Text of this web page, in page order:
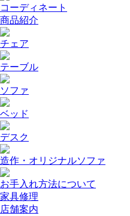
コーディネート
商品紹介
チェア
テーブル
ソファ
ベッド
デスク
造作・オリジナルソファ
お手入れ方法について
家具修理
店舗案内